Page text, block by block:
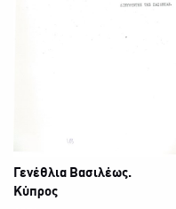
Γενέθλια Βασιλέως.
Κύπρος